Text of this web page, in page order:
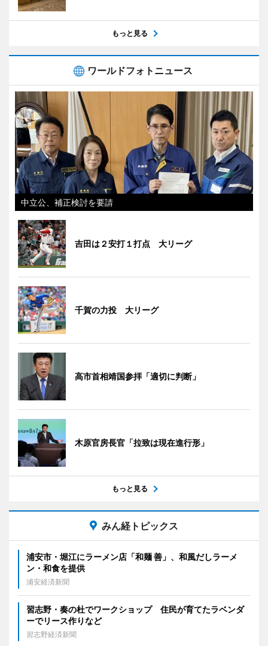
もっと見る
ワールドフォトニュース
中立公、補正検討を要請
吉田は２安打１打点 大リーグ
千賀の力投 大リーグ
高市首相靖国参拝「適切に判断」
木原官房長官「拉致は現在進行形」
もっと見る
みん経トピックス
浦安市・堀江にラーメン店「和麺 善」、和風だしラーメ
ン・和食を提供
浦安経済新聞
習志野・奏の杜でワークショップ 住民が育てたラベンダ
ーでリース作りなど
習志野経済新聞